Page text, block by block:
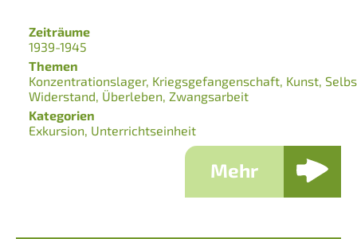
Zeiträume
1939-1945
Themen
Konzentrationslager Kriegsgefangenschaft Kunst
Widerstand Überleben Zwangsarbeit
Kategorien
Exkursion Unterrichtseinheit
Mehr